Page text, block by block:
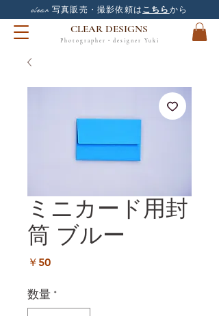
clear 写真販売・撮影依頼は こちら から
CLEAR DESIGNS
Photographer・designer Yuki
ミニカード用封
筒 ブルー
￥50価
数量 *